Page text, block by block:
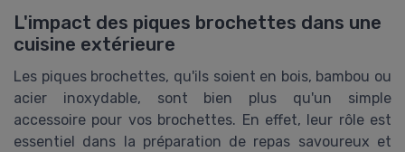
L'impact des piques brochettes dans une
cuisine extérieure
Les piques brochettes, qu'ils soient en bois, bambou ou
acier inoxydable, sont bien plus qu'un simple
accessoire pour vos brochettes. En effet, leur rôle est
essentiel dans la préparation de repas savoureux et